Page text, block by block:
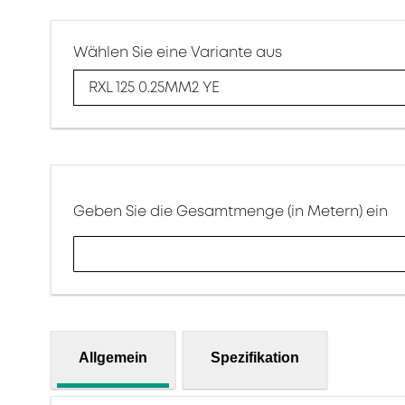
Wählen Sie eine Variante aus
RXL 125 0.25MM2 YE
Geben Sie die Gesamtmenge (in Metern) ein
Allgemein Spezifikation